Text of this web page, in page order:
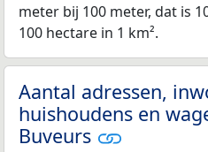
meter bij 100 meter, dat is
100 hectare in 1 km².
Aantal adressen,
huishoudens en
Buveurs